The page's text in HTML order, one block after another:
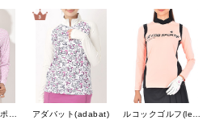
マリクレールスポール(marie claire sport)
アダバット(adabat)
ルコックゴルフ(le coq GOLF)